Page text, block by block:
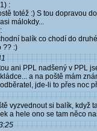
:
totéž :) S tou dopravou
málokdy...
balík co chodí do
?? :)
ani PPL nadšený v PPL
a na poště mám
jde-li to přes noc
vyzvednout si balík, když
a hele ono se tam něco